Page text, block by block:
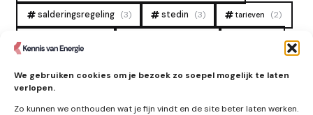
We gebruiken cookies om je bezoek zo soepel mogelijk te laten
verlopen.
Zo kunnen we onthouden wat je fijn vindt en de site beter laten werken.
salderingsregeling (3) stedin (3) tarieven (2)
tennet
zonne-energie (9)